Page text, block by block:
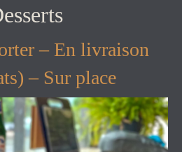
– En livraison
– Sur place